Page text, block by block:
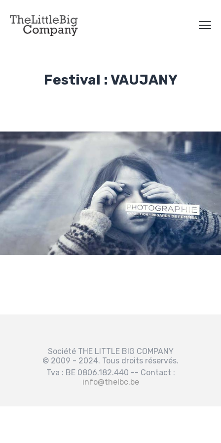
Festival : VAUJANY
Société THE LITTLE BIG COMPANY
© 2009 - 2024. Tous droits réservés.
Tva : BE 0806.182.440 -- Contact :
info@thelbc.be